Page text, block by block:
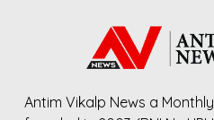
Antim Vikalp News a